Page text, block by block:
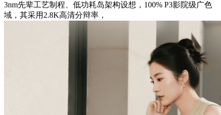
3nm先辈工艺制程、低功耗岛架构设想，100% P3影院级广色
域，其采用2.8K高清分辩率，